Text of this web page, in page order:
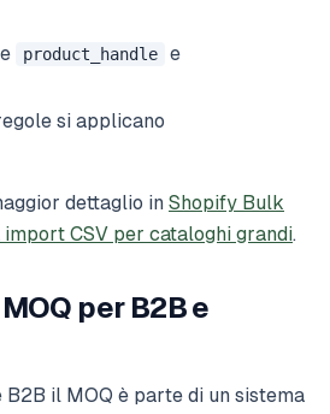
product_handle e
si applicano
dettaglio in Shopify Bulk
CSV per cataloghi grandi.
per B2B e
B2B il MOQ è parte di un sistema